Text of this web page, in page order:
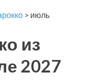
> июль
из
2027